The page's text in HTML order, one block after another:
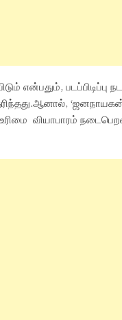
என்பதும், படப்பிடிப்பு
உரிமை வியாபாரம்